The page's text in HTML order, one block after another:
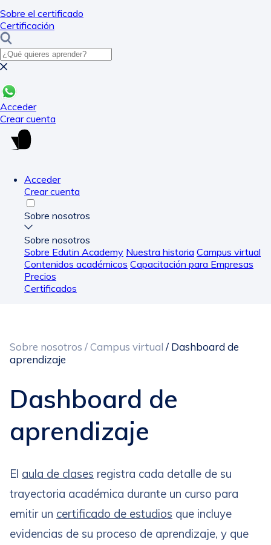
Sobre el certificado
Certificación
Acceder
Crear cuenta
Acceder
Crear cuenta
Sobre nosotros
Sobre nosotros
Sobre Edutin Academy Nuestra historia Campus virtual
Contenidos académicos Capacitación para Empresas
Precios
Certificados
Sobre nosotros / Campus virtual / Dashboard de
aprendizaje
Dashboard de
aprendizaje
El aula de clases registra cada detalle de su
trayectoria académica durante un curso para
emitir un certificado de estudios que incluye
evidencias de su proceso de aprendizaje, y que